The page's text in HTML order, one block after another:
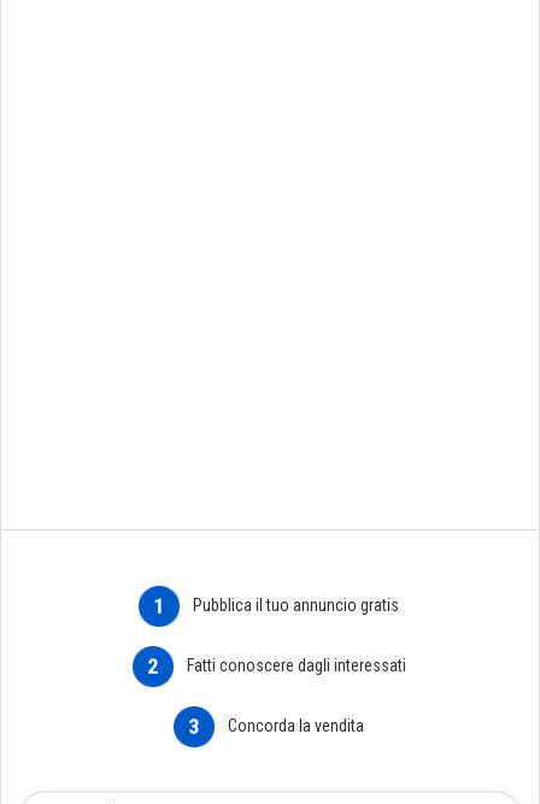
1 Pubblica il tuo annuncio gratis
2 Fatti conoscere dagli interessati
3 Concorda la vendita